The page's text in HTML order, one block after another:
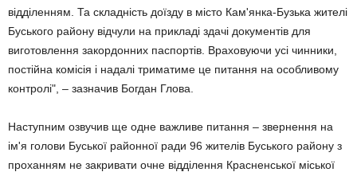
відділенням. Та склад­­ність доїзду в місто Кам'янка-Бу­зька жителі
Бу­ського району відчули на прикладі здачі доку­ментів для
виготовлення за­кор­донних пас­портів. Враховуючи усі чинники,
постійна комісія і надалі три­матиме це питання на особли­вому
контролі", – за­значив Богдан Глова.
Наступним озву­чив ще одне важливе питання – звернення на
ім'я голови Буської районної ради 96 жителів Буського району з
проханням не закривати очне відділення Крас­нен­­ської міської